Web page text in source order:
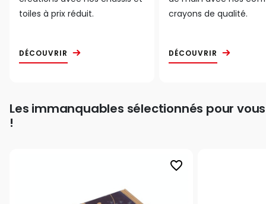
toiles à prix réduit.
DÉCOUVRIR
crayons de qualité.
DÉCOUVRIR
Les immanquables sélectionnés pour vous
!
favorite_border